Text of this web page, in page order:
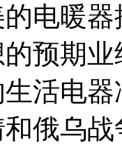
电暖
预期
活电
俄乌